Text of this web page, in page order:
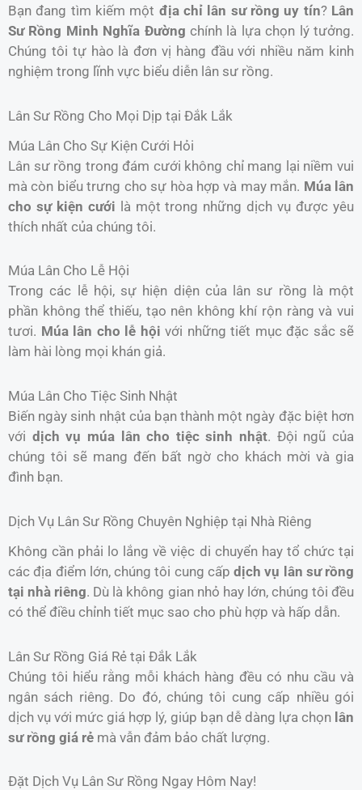
Bạn đang tìm kiếm một địa chỉ lân sư rồng uy tín? Lân
Sư Rồng Minh Nghĩa Đường chính là lựa chọn lý tưởng.
Chúng tôi tự hào là đơn vị hàng đầu với nhiều năm kinh
nghiệm trong lĩnh vực biểu diễn lân sư rồng.
Lân Sư Rồng Cho Mọi Dịp tại Đắk Lắk
Múa Lân Cho Sự Kiện Cưới Hỏi
Lân sư rồng trong đám cưới không chỉ mang lại niềm vui
mà còn biểu trưng cho sự hòa hợp và may mắn. Múa lân
cho sự kiện cưới là một trong những dịch vụ được yêu
thích nhất của chúng tôi.
Múa Lân Cho Lễ Hội
Trong các lễ hội, sự hiện diện của lân sư rồng là một
phần không thể thiếu, tạo nên không khí rộn ràng và vui
tươi. Múa lân cho lễ hội với những tiết mục đặc sắc sẽ
làm hài lòng mọi khán giả.
Múa Lân Cho Tiệc Sinh Nhật
Biến ngày sinh nhật của bạn thành một ngày đặc biệt hơn
với dịch vụ múa lân cho tiệc sinh nhật. Đội ngũ của
chúng tôi sẽ mang đến bất ngờ cho khách mời và gia
đình bạn.
Dịch Vụ Lân Sư Rồng Chuyên Nghiệp tại Nhà Riêng
Không cần phải lo lắng về việc di chuyển hay tổ chức tại
các địa điểm lớn, chúng tôi cung cấp dịch vụ lân sư rồng
tại nhà riêng. Dù là không gian nhỏ hay lớn, chúng tôi đều
có thể điều chỉnh tiết mục sao cho phù hợp và hấp dẫn.
Lân Sư Rồng Giá Rẻ tại Đắk Lắk
Chúng tôi hiểu rằng mỗi khách hàng đều có nhu cầu và
ngân sách riêng. Do đó, chúng tôi cung cấp nhiều gói
dịch vụ với mức giá hợp lý, giúp bạn dễ dàng lựa chọn lân
sư rồng giá rẻ mà vẫn đảm bảo chất lượng.
Đặt Dịch Vụ Lân Sư Rồng Ngay Hôm Nay!